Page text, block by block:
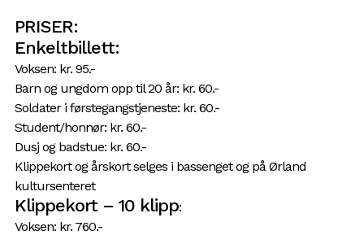
PRISER:
Enkeltbillett:
Voksen: kr. 95.-
Barn og ungdom opp til 20 år: kr. 60.-
Soldater i førstegangstjeneste: kr. 60.-
Student/honnør: kr. 60.-
Dusj og badstue: kr. 60.-
Klippekort og årskort selges i bassenget og på Ørland
kultursenteret
Klippekort – 10 klipp:
Voksen: kr. 760.-